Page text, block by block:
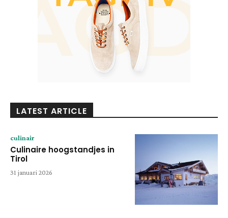
LATEST ARTICLE
culinair
Culinaire hoogstandjes in
Tirol
31 januari 2026